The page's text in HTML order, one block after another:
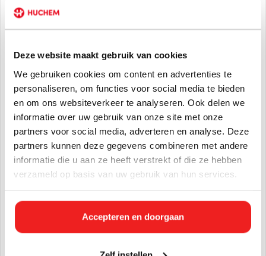
Deze website maakt gebruik van cookies
We gebruiken cookies om content en advertenties te
personaliseren, om functies voor social media te bieden
en om ons websiteverkeer te analyseren. Ook delen we
informatie over uw gebruik van onze site met onze
partners voor social media, adverteren en analyse. Deze
partners kunnen deze gegevens combineren met andere
informatie die u aan ze heeft verstrekt of die ze hebben
verzameld op basis van uw gebruik van hun services.
Accepteren en doorgaan
allesreiniger is inzetbaar op nagenoeg alle ondergronden
zoals geschilderd houtwerk, gelakt metaal, alle soorten
etc. Deze Shipclean superreiniger is daarom heel geschikt
voor het reinigen van boten.
Gebruiksaanwijzing Huchem Superreiniger
Huchem Superreiniger kan worden verdund van 1:1 tot 1:50
en werkt het effectiefste door het aan te brengen op een
droge ondergrond. Na reiniging de ondergrond goed
naspoelen met water. Huchem Superreiniger werkt goed
met koud water, maar met gebruik van warm water wordt de
Superreiniger extra geactiveerd.
geleverde product. De blauwe can wordt in de praktijk vaak
transparant geleverd.